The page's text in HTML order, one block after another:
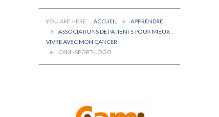
ACCUEIL
APPRENDRE
ASSOCIATIONS DE PATIENTS POUR MIEUX
VIVRE AVEC MON CANCER
CAMI-SPORT-LOGO